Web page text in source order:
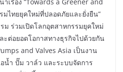
ไทยยุคใหม่ที่ปลอดภัยและยั่งยืน”
ม ร่วมเปิดโลกอุตสาหกรรมยุคใหม่
ะต่อยอดโอกาสทางธุรกิจไปด้วยกัน
and Valves Asia เป็นงาน
น้ำ ปั๊ม วาล์ว และระบบจัดการ